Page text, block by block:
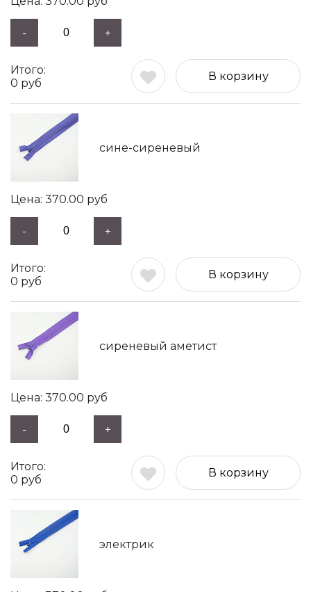
- +
0 руб
В корзину
сине-сиреневый
370.00 руб
- +
0 руб
В корзину
сиреневый аметист
370.00 руб
- +
0 руб
В корзину
электрик